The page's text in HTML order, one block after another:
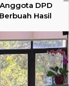
DPD
Hasil